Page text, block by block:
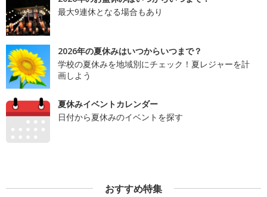
最大9連休となる場合もあり
2026年の夏休みはいつからいつまで？
学校の夏休みを地域別にチェック！夏レジャーを計
画しよう
夏休みイベントカレンダー
日付から夏休みのイベントを探す
おすすめ特集